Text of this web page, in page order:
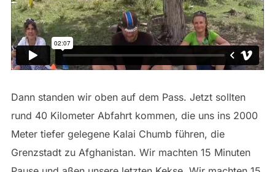
Dann standen wir oben auf dem Pass. Jetzt sollten
rund 40 Kilometer Abfahrt kommen, die uns ins 2000
Meter tiefer gelegene Kalai Chumb führen, die
Grenzstadt zu Afghanistan. Wir machten 15 Minuten